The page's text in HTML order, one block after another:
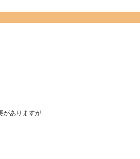
がありますが